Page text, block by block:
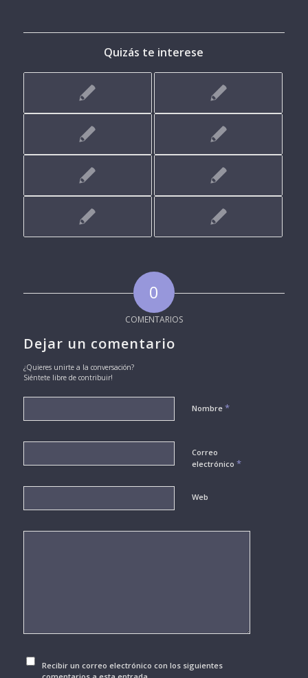
Quizás te interese
0
COMENTARIOS
Dejar un comentario
¿Quieres unirte a la conversación?
Siéntete libre de contribuir!
Nombre *
Correo
electrónico *
Web
Recibir un correo electrónico con los siguientes